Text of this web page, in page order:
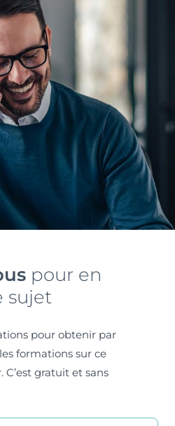
pour en
sujet
pour obtenir par
formations sur ce
gratuit et sans